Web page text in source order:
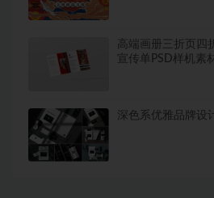
高端画册三折页四
宣传单PSD样机素
深色系优雅品牌设